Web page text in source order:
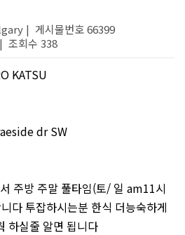
| 게시물번호 66399
조회수 338
KATSU
dr SW
주방 주말 풀타임(토/ 일 am11시
다 투잡하시는분 한식 더능숙하게
하실줄 알면 됩니다